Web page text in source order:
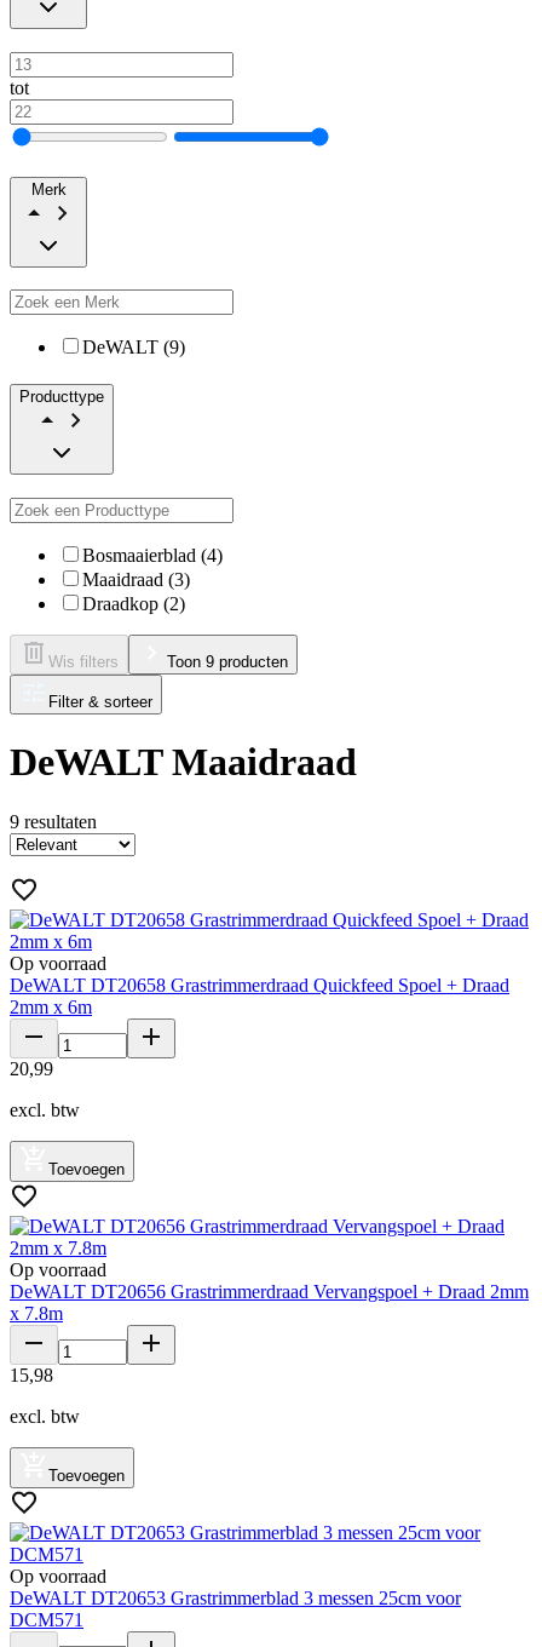
tot
Merk
DeWALT (9)
Producttype
Bosmaaierblad (4)
Maaidraad (3)
Draadkop (2)
Wis filters Toon 9 producten
Filter & sorteer
DeWALT Maaidraad
9 resultaten
Op voorraad
DeWALT DT20658 Grastrimmerdraad Quickfeed Spoel + Draad
2mm x 6m
20,99
excl. btw
Toevoegen
Op voorraad
DeWALT DT20656 Grastrimmerdraad Vervangspoel + Draad 2mm
x 7.8m
15,98
excl. btw
Toevoegen
Op voorraad
DeWALT DT20653 Grastrimmerblad 3 messen 25cm voor
DCM571